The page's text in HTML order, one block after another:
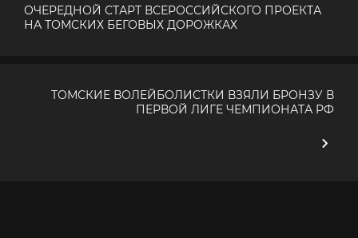
ОЧЕРЕДНОЙ СТАРТ ВСЕРОССИЙСКОГО ПРОЕКТА
НА ТОМСКИХ БЕГОВЫХ ДОРОЖКАХ
ТОМСКИЕ ВОЛЕЙБОЛИСТКИ ВЗЯЛИ БРОНЗУ В
ПЕРВОЙ ЛИГЕ ЧЕМПИОНАТА РФ